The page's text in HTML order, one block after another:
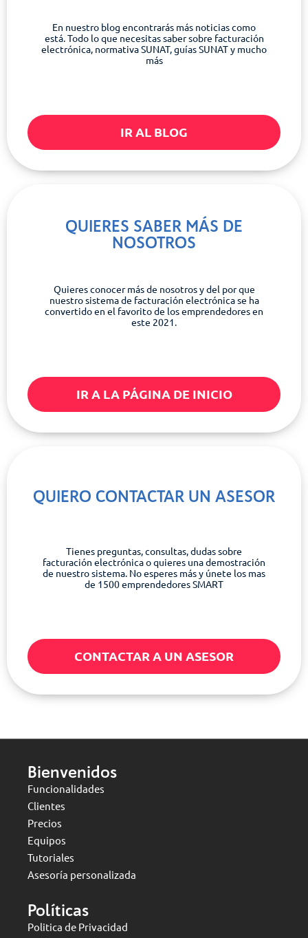
En nuestro blog encontrarás más noticias como
está. Todo lo que necesitas saber sobre facturación
electrónica, normativa SUNAT, guías SUNAT y mucho
más
IR AL BLOG
QUIERES SABER MÁS DE
NOSOTROS
Quieres conocer más de nosotros y del por que
nuestro sistema de facturación electrónica se ha
convertido en el favorito de los emprendedores en
este 2021.
IR A LA PÁGINA DE INICIO
QUIERO CONTACTAR UN ASESOR
Tienes preguntas, consultas, dudas sobre
facturación electrónica o quieres una demostración
de nuestro sistema. No esperes más y únete los mas
de 1500 emprendedores SMART
CONTACTAR A UN ASESOR
Bienvenidos
Funcionalidades
Clientes
Precios
Equipos
Tutoriales
Asesoría personalizada
Políticas
Politica de Privacidad